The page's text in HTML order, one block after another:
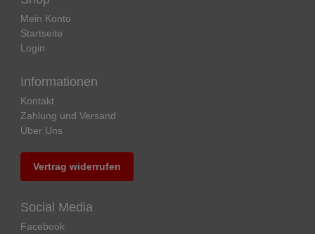
Mein Konto
Startseite
Login
Informationen
Kontakt
Zahlung und Versand
Über Uns
Vertrag widerrufen
Social Media
Facebook